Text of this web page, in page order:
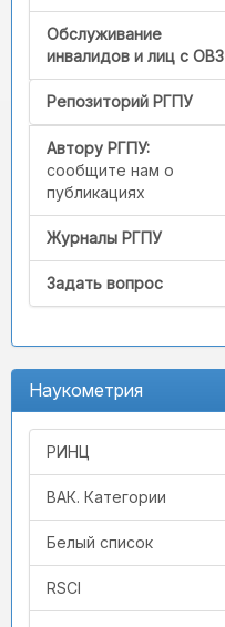
Обслуживание
инвалидов и лиц с ОВЗ
Репозиторий РГПУ
Автору РГПУ:
сообщите нам о
публикациях
Журналы РГПУ
Задать вопрос
Наукометрия
РИНЦ
ВАК. Категории
Белый список
RSCI